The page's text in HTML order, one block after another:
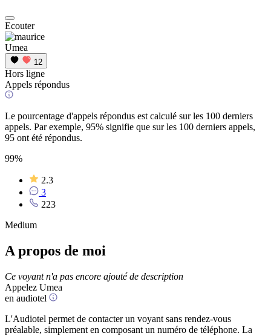
Ecouter
Umea
12
Hors ligne
Appels répondus
Le pourcentage d'appels répondus est calculé sur les 100 derniers
appels. Par exemple, 95% signifie que sur les 100 derniers appels,
95 ont été répondus.
99%
2.3
3
223
Medium
A propos de moi
Ce voyant n'a pas encore ajouté de description
Appelez Umea
en audiotel
L'Audiotel permet de contacter un voyant sans rendez-vous
préalable, simplement en composant un numéro de téléphone. La